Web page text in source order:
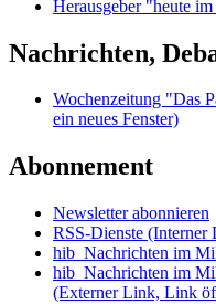
Herausgeber "heute
Nachrichten,
Wochenzeitung "Das
ein neues Fenster)
Abonnement
Newsletter abonnieren
RSS-Dienste (Interner
hib_Nachrichten im
hib_Nachrichten im
(Externer Link, Link